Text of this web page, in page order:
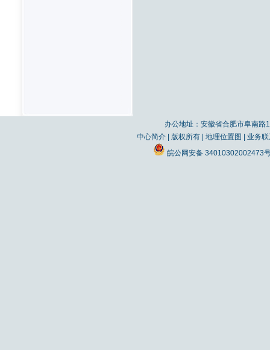
办公地址：安徽省合肥市阜南
中心简介
版权所有 |地理位置图 |业务
皖公网安备 34010302002473